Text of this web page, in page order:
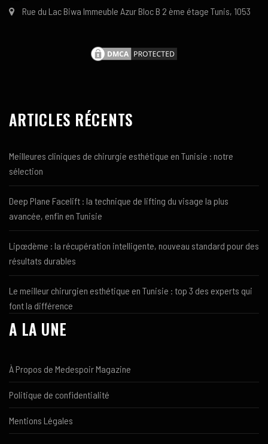
Rue du Lac Biwa Immeuble Azur Bloc B 2 ème étage Tunis, 1053
ARTICLES RÉCENTS
Meilleures cliniques de chirurgie esthétique en Tunisie : notre
sélection
Deep Plane Facelift : la technique de lifting du visage la plus
avancée, enfin en Tunisie
Lipœdème : la récupération intelligente, nouveau standard pour des
résultats durables
Le meilleur chirurgien esthétique en Tunisie : top 3 des experts qui
font la différence
A LA UNE
À Propos de Medespoir Magazine
Politique de confidentialité
Mentions Légales